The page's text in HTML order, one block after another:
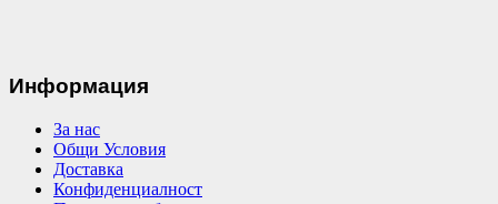
Информация
За нас
Общи Условия
Доставка
Конфиденциалност